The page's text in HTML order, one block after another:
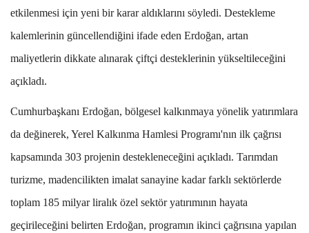
etkilenmesi için yeni bir karar aldıklarını söyledi. Destekleme
kalemlerinin güncellendiğini ifade eden Erdoğan, artan
maliyetlerin dikkate alınarak çiftçi desteklerinin yükseltileceğini
açıkladı.
Cumhurbaşkanı Erdoğan, bölgesel kalkınmaya yönelik yatırımlara
da değinerek, Yerel Kalkınma Hamlesi Programı'nın ilk çağrısı
kapsamında 303 projenin destekleneceğini açıkladı. Tarımdan
turizme, madencilikten imalat sanayine kadar farklı sektörlerde
toplam 185 milyar liralık özel sektör yatırımının hayata
geçirileceğini belirten Erdoğan, programın ikinci çağrısına yapılan